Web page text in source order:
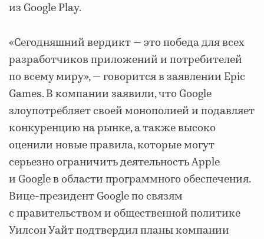
из Google Play.
«Сегодняшний вердикт — это победа для всех
разработчиков приложений и потребителей
по всему миру», — говорится в заявлении Epic
Games. В компании заявили, что Google
злоупотребляет своей монополией и подавляет
конкуренцию на рынке, а также высоко
оценили новые правила, которые могут
серьезно ограничить деятельность Apple
и Google в области программного обеспечения.
Вице-президент Google по связям
с правительством и общественной политике
Уилсон Уайт подтвердил планы компании